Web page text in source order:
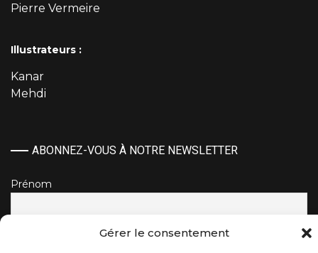
Gérer le consentement
Pierre Vermeire
Illustrateurs :
Kanar
Mehdi
ABONNEZ-VOUS À NOTRE NEWSLETTER
Prénom